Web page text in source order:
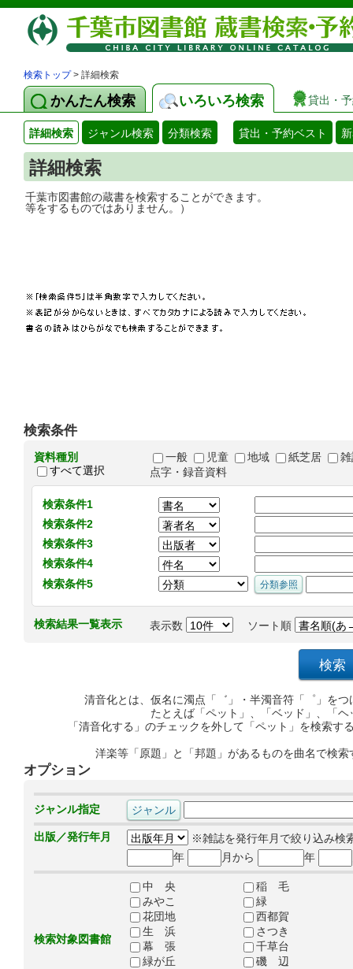
検索トップ> 詳細検索
かんたん検索 いろいろ検索 貸出・
詳細検索 ジャンル検索 分類検索 貸出・予約ベスト
詳細検索
千葉市図書館の蔵書を検索することがで
等をするものではありません。）
検索条件
資料種別
すべて選択
一般 児童 地域 紙芝居
点字・録音資料
検索条件1
検索条件2
検索条件3
検索条件4
検索条件5
検索結果一覧表示 表示数 ソート順
清音化とは、仮名に濁点「゛」・半濁音符「゜」を
たとえば「ペット」、「ベッド」、「
「清音化する」のチェックを外して「ペット」を検索
洋楽等「原題」と「邦題」があるものを曲名で検
オプション
ジャンル指定
出版／発行年月
※雑誌を発行年月で絞り込み検
年
月から 年
検索対象図書館
中 央
稲 毛
みやこ
緑
花団地
西都賀
生 浜
さつき
幕 張
千草台
緑が丘
磯 辺